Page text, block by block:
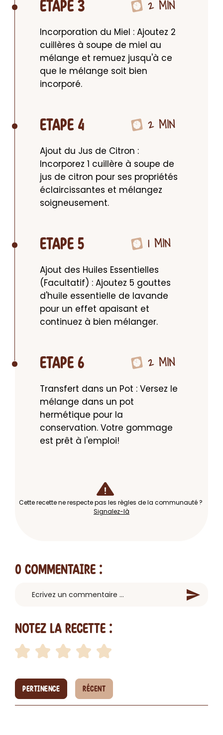
ETAPE 3 2 MIN
Incorporation du Miel : Ajoutez 2
cuillères à soupe de miel au
mélange et remuez jusqu'à ce
que le mélange soit bien
incorporé.
ETAPE 4 2 MIN
Ajout du Jus de Citron :
Incorporez 1 cuillère à soupe de
jus de citron pour ses propriétés
éclaircissantes et mélangez
soigneusement.
ETAPE 5 1 MIN
Ajout des Huiles Essentielles
(Facultatif) : Ajoutez 5 gouttes
d'huile essentielle de lavande
pour un effet apaisant et
continuez à bien mélanger.
ETAPE 6 2 MIN
Transfert dans un Pot : Versez le
mélange dans un pot
hermétique pour la
conservation. Votre gommage
est prêt à l'emploi!
Cette recette ne respecte pas les règles de la communauté ?
Signalez-là
0 Commentaire :
Notez la recette :
PERTINENCE RÉCENT